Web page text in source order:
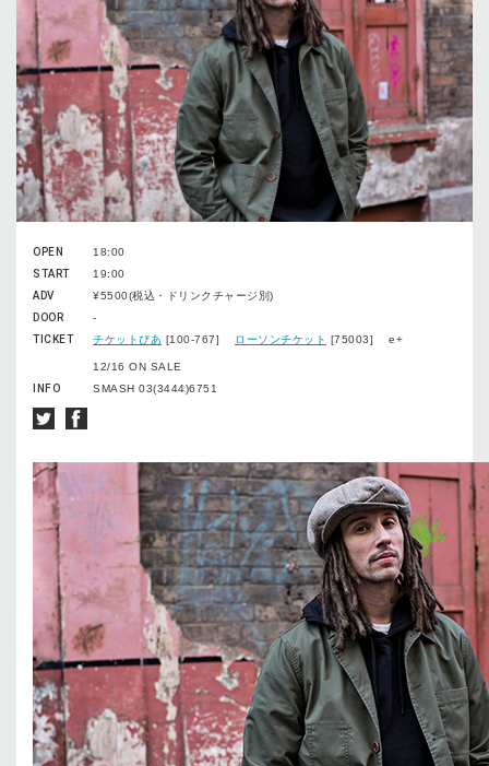
OPEN
18:00
START
19:00
ADV
¥5500(税込・ドリンクチャージ別)
DOOR
-
TICKET
チケットぴあ [100-767] ローソンチケット [75003] e+
12/16 ON SALE
INFO
SMASH 03(3444)6751